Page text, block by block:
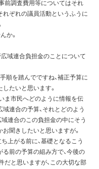
前調査費用等についてはそれ
れぞれの議員活動というふうに
か。
域連合負担金のことについて
順を踏んでですね、補正予算に
たいと思います。
ま市民へどのように情報を伝
域連合の予算、それとどのよう
連合のこの負担金の中にそう
聞きしたいと思いますが。
上がる前に、基礎となるこう
前の予算の組み方で、今後の
だと思いますが、この大切な部